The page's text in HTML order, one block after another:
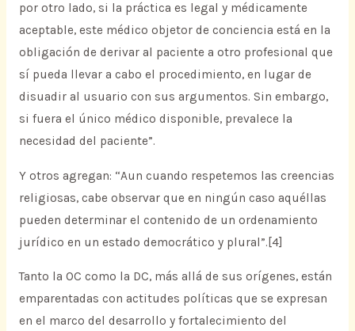
por otro lado, si la práctica es legal y médicamente
aceptable, este médico objetor de conciencia está en la
obligación de derivar al paciente a otro profesional que
sí pueda llevar a cabo el procedimiento, en lugar de
disuadir al usuario con sus argumentos. Sin embargo,
si fuera el único médico disponible, prevalece la
necesidad del paciente”.
Y otros agregan: “Aun cuando respetemos las creencias
religiosas, cabe observar que en ningún caso aquéllas
pueden determinar el contenido de un ordenamiento
jurídico en un estado democrático y plural”.[4]
Tanto la OC como la DC, más allá de sus orígenes, están
emparentadas con actitudes políticas que se expresan
en el marco del desarrollo y fortalecimiento del